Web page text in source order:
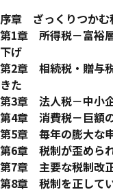
はじめに
序章 ざっくりつかむ
税はこう変わってき
税の「３つの機能」と
「他人任せ」が不公
税への無関心が「逆襲
高額納税者の５割強
企業数で見ると、日
第1章 所得税－富裕
下げ
バブル前後の「税率
配当所得課税は申告不
シャウプ税制の理念と
「進駐軍の押しつけ
第2章 相続税・贈与
きた
何が問題となっている
空洞化が改善されない
近年、軽減基調にある
第3章 法人税－中小
企業数の１％未満の大
資本金額１億円と１
第4章 消費税－巨額
事業者への過剰な懐柔
OECD加盟３３カ国で
免税店が１０００万円
みなし仕入れ率によっ
第5章 毎年の膨大な
きちんと調査すれば、
どう制度を整えてい
第6章 税制が歪めら
田中角栄元首相が強力
中小企業に脅されて費
第7章 主要な税制改
税負担の軽減を求める
第8章 税制を正して